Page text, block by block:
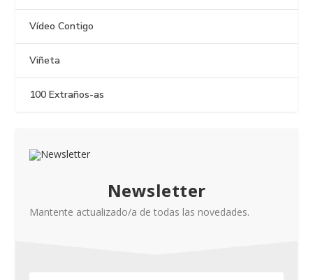
Vídeo Contigo
Viñeta
100 Extraños-as
Newsletter
Mantente actualizado/a de todas las novedades.